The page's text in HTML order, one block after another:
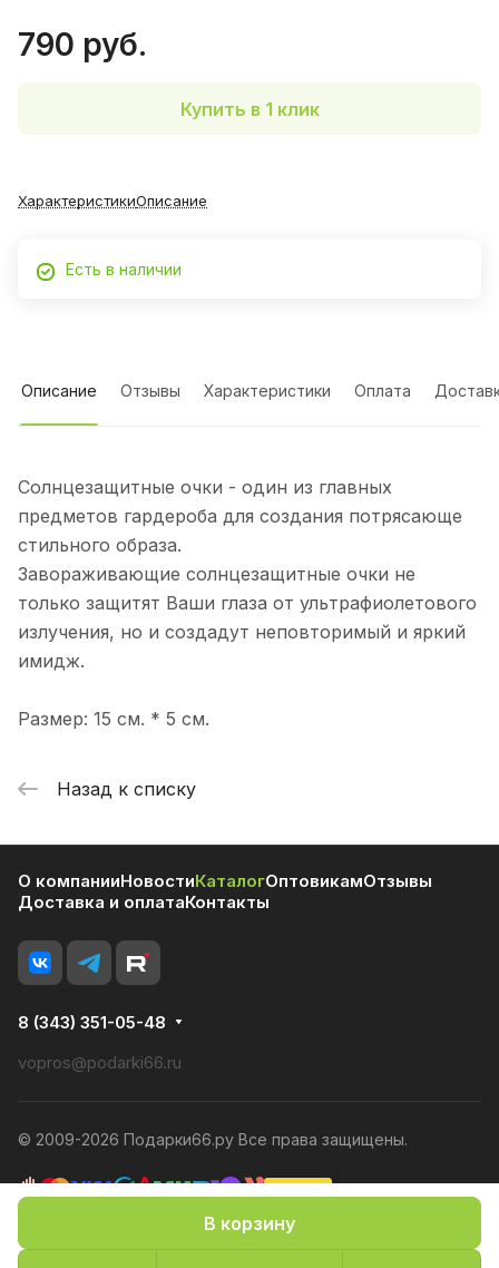
790 руб.
В корзину
Купить в 1 клик
ХарактеристикиОписание
Есть в наличии
Описание Отзывы Характеристики Оплата
Солнцезащитные очки - один из главных
предметов гардероба для создания потрясающе
стильного образа.
Завораживающие солнцезащитные очки не
только защитят Ваши глаза от ультрафиолетового
излучения, но и создадут неповторимый и яркий
имидж.
Размер: 15 см. * 5 см.
Назад к списку
О компанииНовостиКаталогОптовикамОтзывы
Доставка и оплатаКонтакты
8 (343) 351-05-48
vopros@podarki66.ru
© 2009-2026 Подарки66.ру Все права защищены.
Политика конфиденциальности